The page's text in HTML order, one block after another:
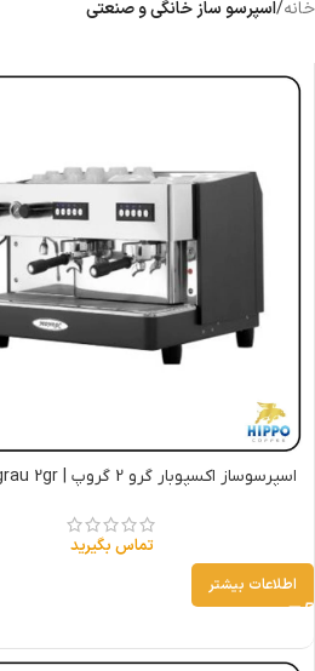
خانه/اسپرسو ساز خانگی و صنعتی
اسپرسوساز اکسپوبار گرو 2 گروپ | Expobar grau 2gr
تماس بگیرید
اطلاعات بیشتر